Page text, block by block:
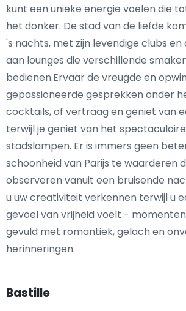
kunt een unieke energie voelen die
het donker. De stad van de liefde
's nachts, met zijn levendige clubs en
aan lounges die verschillende
bedienen.Ervaar de vreugde en
gepassioneerde gesprekken onder
cocktails, of vertraag en geniet van
terwijl je geniet van het
stadslampen. Er is immers geen
schoonheid van Parijs te waarderen
observeren vanuit een bruisende
u uw creativiteit verkennen terwijl u
gevoel van vrijheid voelt -
gevuld met romantiek, gelach en
herinneringen.
Bastille